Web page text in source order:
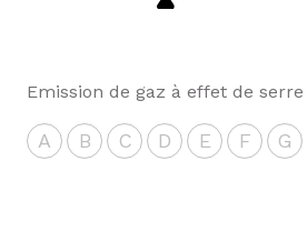
Emission de gaz à effet de serre
A B C D E F G